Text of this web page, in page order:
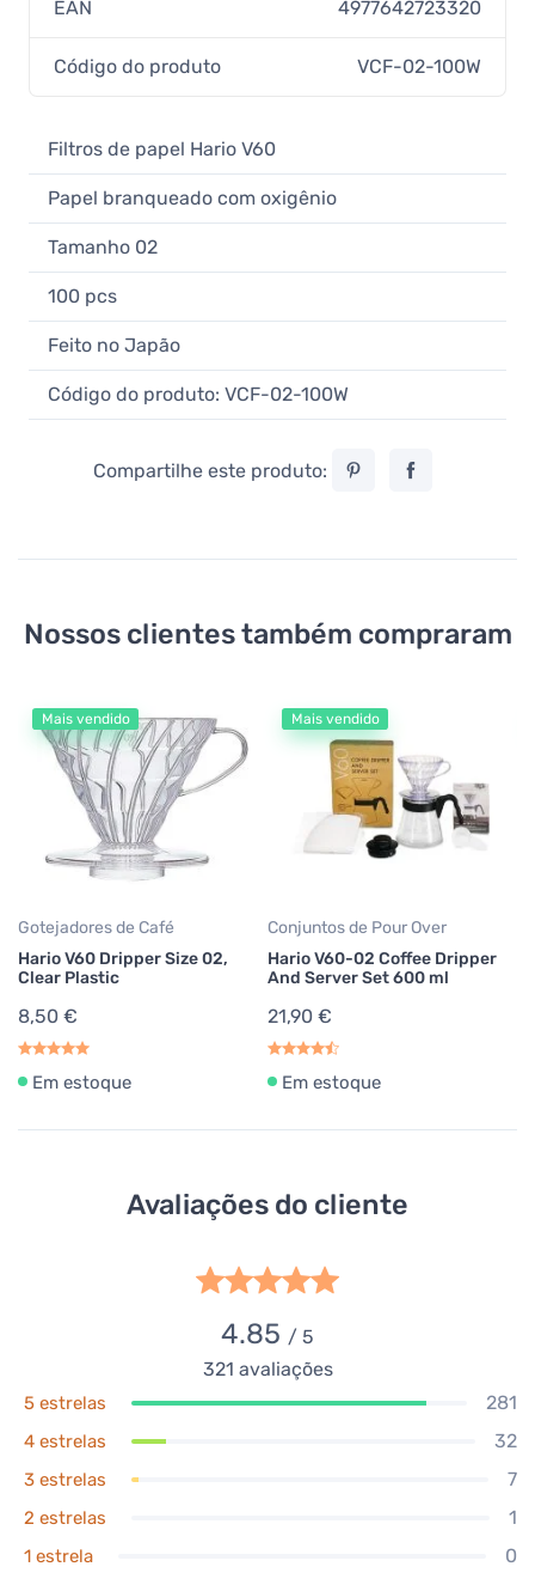
EAN 4977642723320
Código do produto VCF-02-100W
Filtros de papel Hario V60
Papel branqueado com oxigênio
Tamanho 02
100 pcs
Feito no Japão
Código do produto: VCF-02-100W
Compartilhe este produto:
Nossos clientes também compraram
Mais vendido
Gotejadores de Café
Hario V60 Dripper Size 02,
Clear Plastic
8,50 €
Em estoque
Mais vendido
Conjuntos de Pour Over
Hario V60-02 Coffee Dripper
And Server Set 600 ml
21,90 €
Em estoque
Avaliações do cliente
4.85 / 5
321 avaliações
5 estrelas 281
4 estrelas 32
3 estrelas 7
2 estrelas 1
1 estrela 0